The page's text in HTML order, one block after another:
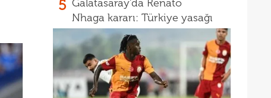
5 Galatasaray'da Renato
Nhaga kararı: Türkiye yasağı